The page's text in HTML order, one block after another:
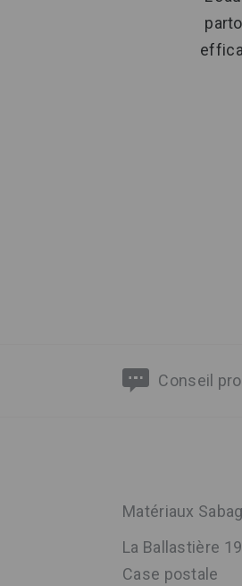
Conseil
Matériaux
La Ballastière 19
Case postale